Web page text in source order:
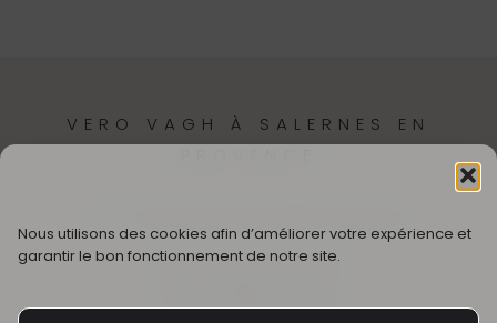
Nous utilisons des cookies afin d’améliorer votre expérience et
garantir le bon fonctionnement de notre site.
VERO VAGH À SALERNES EN
SUIVEZ MON UNIVERS